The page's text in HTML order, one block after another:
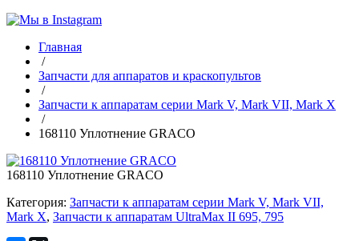
Главная
/
Запчасти для аппаратов и краскопультов
/
Запчасти к аппаратам серии Mark V, Mark VII, Mark X
/
168110 Уплотнение GRACO
168110 Уплотнение GRACO
Категория: Запчасти к аппаратам серии Mark V, Mark VII,
Mark X, Запчасти к аппаратам UltraMax II 695, 795